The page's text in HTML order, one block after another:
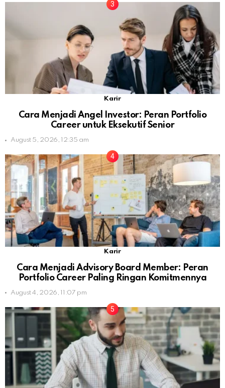
Karir
Cara Menjadi Angel Investor: Peran Portfolio
Career untuk Eksekutif Senior
August 5, 2026, 12:35 am
Karir
Cara Menjadi Advisory Board Member: Peran
Portfolio Career Paling Ringan Komitmennya
August 4, 2026, 11:07 pm